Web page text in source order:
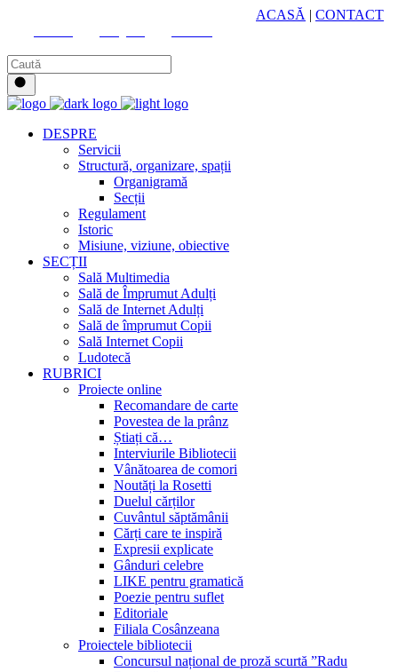
ACASĂ | CONTACT
DESPRE
Servicii
Structură, organizare, spații
Organigramă
Secții
Regulament
Istoric
Misiune, viziune, obiective
SECȚII
Sală Multimedia
Sală de Împrumut Adulți
Sală de Internet Adulți
Sală de împrumut Copii
Sală Internet Copii
Ludotecă
RUBRICI
Proiecte online
Recomandare de carte
Povestea de la prânz
Știați că…
Interviurile Bibliotecii
Vânătoarea de comori
Noutăți la Rosetti
Duelul cărților
Cuvântul săptămânii
Cărți care te inspiră
Expresii explicate
Gânduri celebre
LIKE pentru gramatică
Poezie pentru suflet
Editoriale
Filiala Cosânzeana
Proiectele bibliotecii
Concursul național de proză scurtă ”Radu